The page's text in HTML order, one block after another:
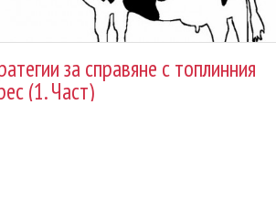
за справяне с топлинния
(1. Част)